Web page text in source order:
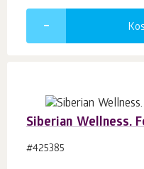
Siberian Wellness.
#425385